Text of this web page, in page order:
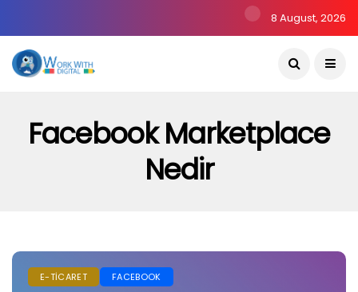
8 August, 2026
Facebook Marketplace
Nedir
E-TICARET FACEBOOK